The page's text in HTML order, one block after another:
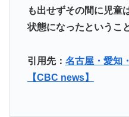
も出せずその間に児童
状態になったというこ
引用先： 名古屋・愛知
【CBC news】